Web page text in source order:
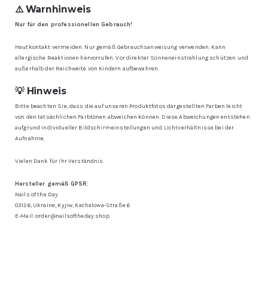
⚠️ Warnhinweis
Nur für den professionellen Gebrauch!
Hautkontakt vermeiden. Nur gemäß Gebrauchsanweisung verwenden. Kann
allergische Reaktionen hervorrufen. Vor direkter Sonneneinstrahlung schützen und
außerhalb der Reichweite von Kindern aufbewahren.
💡 Hinweis
Bitte beachten Sie, dass die auf unseren Produktfotos dargestellten Farben leicht
von den tatsächlichen Farbtönen abweichen können. Diese Abweichungen entstehen
aufgrund individueller Bildschirmeinstellungen und Lichtverhältnisse bei der
Aufnahme.
Vielen Dank für Ihr Verständnis.
Hersteller gemäß GPSR:
Nails of the Day
03126, Ukraine, Kyjiw, Kachalowa-Straße 6
E-Mail: order@nailsoftheday.shop